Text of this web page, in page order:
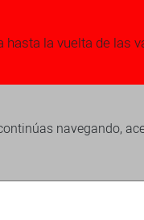
la vuelta de las
navegando,